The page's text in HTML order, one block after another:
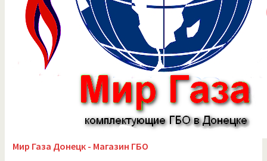
Мир Газа Донецк - Магазин ГБО